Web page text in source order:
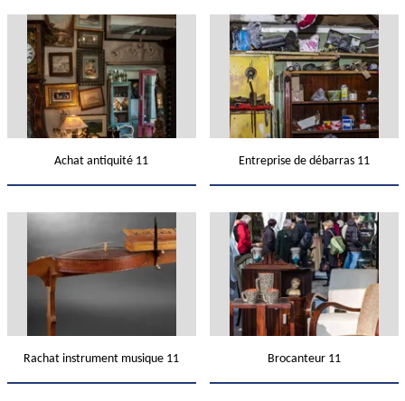
Achat antiquité 11 Entreprise de débarras 11
Rachat instrument musique 11 Brocanteur 11